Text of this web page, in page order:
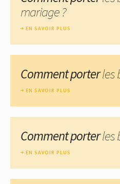
mariage ?
EN SAVOIR PLUS
Comment porterles
EN SAVOIR PLUS
Comment porterles
EN SAVOIR PLUS